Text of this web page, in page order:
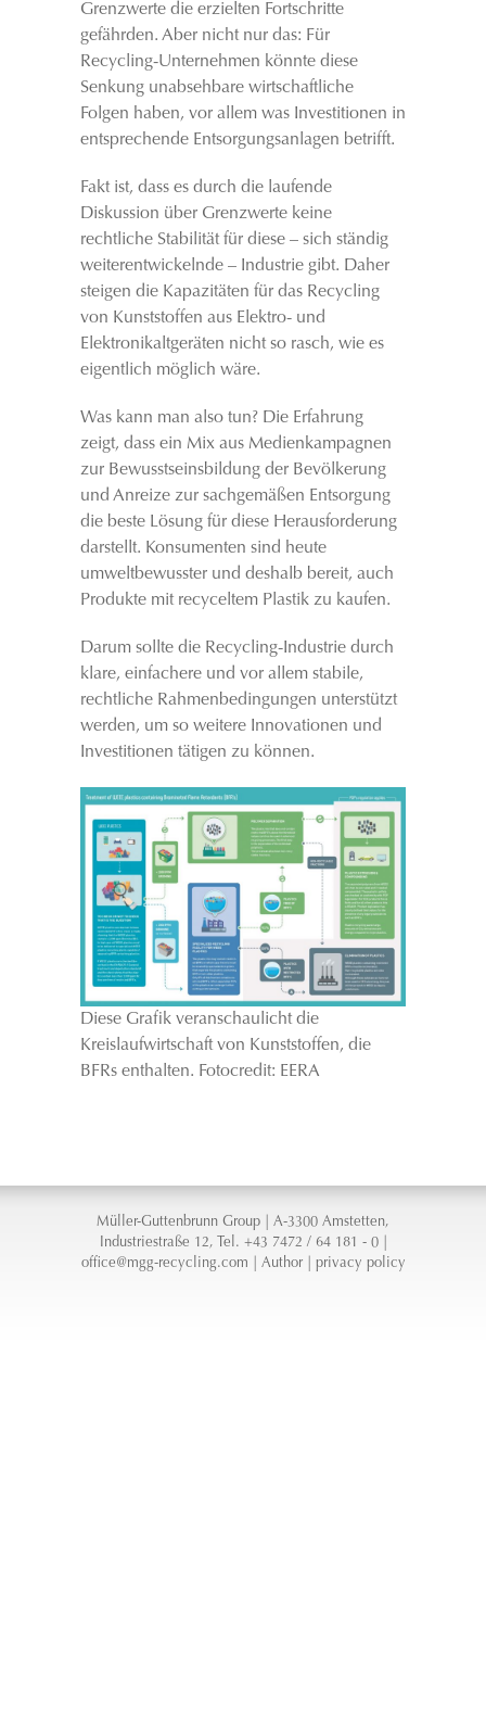
Grenzwerte die erzielten Fortschritte
gefährden. Aber nicht nur das: Für
Recycling-Unternehmen könnte diese
Senkung unabsehbare wirtschaftliche
Folgen haben, vor allem was Investitionen in
entsprechende Entsorgungsanlagen betrifft.
Fakt ist, dass es durch die laufende
Diskussion über Grenzwerte keine
rechtliche Stabilität für diese – sich ständig
weiterentwickelnde – Industrie gibt. Daher
steigen die Kapazitäten für das Recycling
von Kunststoffen aus Elektro- und
Elektronikaltgeräten nicht so rasch, wie es
eigentlich möglich wäre.
Was kann man also tun? Die Erfahrung
zeigt, dass ein Mix aus Medienkampagnen
zur Bewusstseinsbildung der Bevölkerung
und Anreize zur sachgemäßen Entsorgung
die beste Lösung für diese Herausforderung
darstellt. Konsumenten sind heute
umweltbewusster und deshalb bereit, auch
Produkte mit recyceltem Plastik zu kaufen.
Darum sollte die Recycling-Industrie durch
klare, einfachere und vor allem stabile,
rechtliche Rahmenbedingungen unterstützt
werden, um so weitere Innovationen und
Investitionen tätigen zu können.
Diese Grafik veranschaulicht die
Kreislaufwirtschaft von Kunststoffen, die
BFRs enthalten. Fotocredit: EERA
Müller-Guttenbrunn Group | A-3300 Amstetten,
Industriestraße 12, Tel. +43 7472 / 64 181 - 0 |
office@mgg-recycling.com
Author| privacy policy